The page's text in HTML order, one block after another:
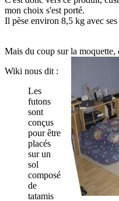
mon choix s'est porté.
Il pèse environ 8,5 kg avec
Mais du coup sur la moquette,
Wiki nous dit :
Les
futons
sont
conçus
pour être
placés
sur un
sol
composé
de
tatamis